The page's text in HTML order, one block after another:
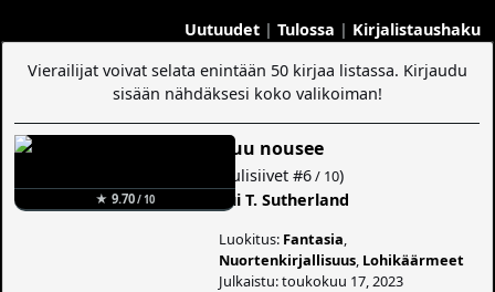
Uutuudet| Tulossa | Kirjalistaushaku
Vierailijat voivat selata enintään 50 kirjaa listassa. Kirjaudu
sisään nähdäksesi koko valikoiman!
★ 9.70/ 10
Kuu nousee
Tulisiivet #6/ 10)
Tui T. Sutherland
Luokitus: Fantasia
Nuortenkirjallisuus Lohikäärmeet
Julkaistu: toukokuu 17, 2023